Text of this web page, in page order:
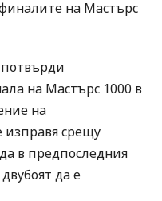
на Мастърс
на Мастърс 1000 в
на
изправя срещу
в предпоследния
да е